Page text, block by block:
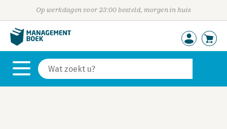
Op werkdagen voor 23:00 besteld, morgen in huis